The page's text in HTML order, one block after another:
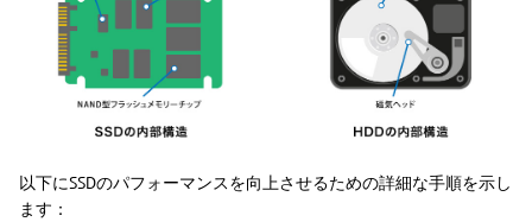
以下にSSDのパフォーマンスを向上させるための詳細な手順を示し
ます：